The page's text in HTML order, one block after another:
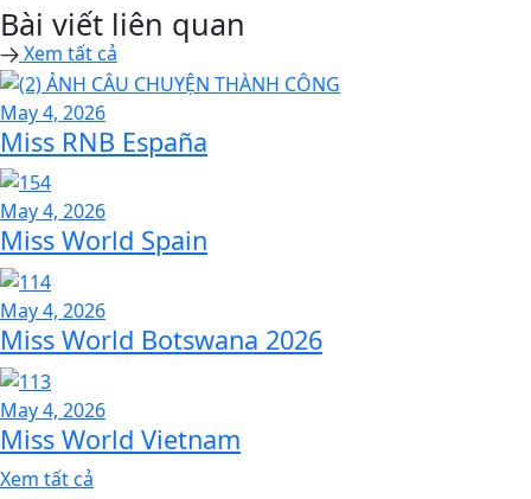
Bài viết liên quan
Xem tất cả
May 4, 2026
Miss RNB España
May 4, 2026
Miss World Spain
May 4, 2026
Miss World Botswana 2026
May 4, 2026
Miss World Vietnam
Xem tất cả